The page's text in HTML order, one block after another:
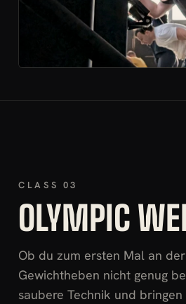
CLASS 03
OLYMPIC
Ob du zum ersten Mal an
Gewichtheben nicht genug
saubere Technik und